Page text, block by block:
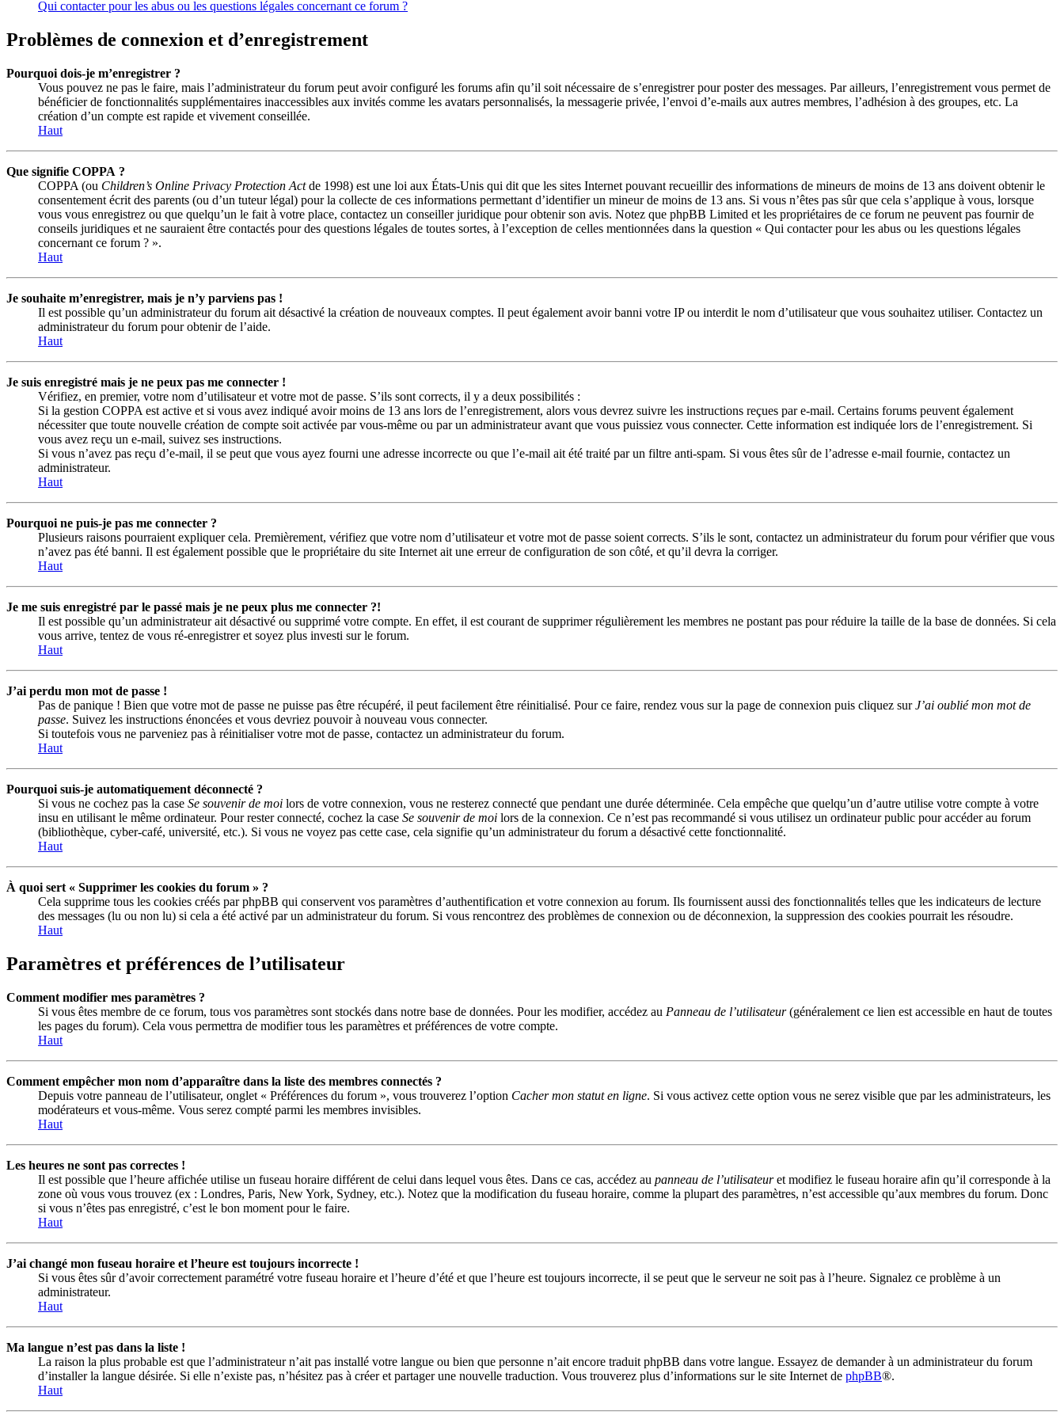
Qui contacter pour les abus ou les questions légales concernant ce forum ?
Problèmes de connexion et d’enregistrement
Pourquoi dois-je m’enregistrer ?
Vous pouvez ne pas le faire, mais l’administrateur du forum peut avoir configuré les forums afin qu’il soit nécessaire de s’enregistrer pour poster des messages. Par ailleurs, l’enregistrement vous permet de
bénéficier de fonctionnalités supplémentaires inaccessibles aux invités comme les avatars personnalisés, la messagerie privée, l’envoi d’e-mails aux autres membres, l’adhésion à des groupes, etc. La
création d’un compte est rapide et vivement conseillée.
Haut
Que signifie COPPA ?
COPPA (ou Children’s Online Privacy Protection Actde 1998) est une loi aux États-Unis qui dit que les sites Internet pouvant recueillir des informations de mineurs de moins de 13 ans doivent obtenir le
consentement écrit des parents (ou d’un tuteur légal) pour la collecte de ces informations permettant d’identifier un mineur de moins de 13 ans. Si vous n’êtes pas sûr que cela s’applique à vous, lorsque
vous vous enregistrez ou que quelqu’un le fait à votre place, contactez un conseiller juridique pour obtenir son avis. Notez que phpBB Limited et les propriétaires de ce forum ne peuvent pas fournir de
conseils juridiques et ne sauraient être contactés pour des questions légales de toutes sortes, à l’exception de celles mentionnées dans la question « Qui contacter pour les abus ou les questions légales
concernant ce forum ? ».
Haut
Je souhaite m’enregistrer, mais je n’y parviens pas !
Il est possible qu’un administrateur du forum ait désactivé la création de nouveaux comptes. Il peut également avoir banni votre IP ou interdit le nom d’utilisateur que vous souhaitez utiliser. Contactez un
administrateur du forum pour obtenir de l’aide.
Haut
Je suis enregistré mais je ne peux pas me connecter !
Vérifiez, en premier, votre nom d’utilisateur et votre mot de passe. S’ils sont corrects, il y a deux possibilités :
Si la gestion COPPA est active et si vous avez indiqué avoir moins de 13 ans lors de l’enregistrement, alors vous devrez suivre les instructions reçues par e-mail. Certains forums peuvent également
nécessiter que toute nouvelle création de compte soit activée par vous-même ou par un administrateur avant que vous puissiez vous connecter. Cette information est indiquée lors de l’enregistrement. Si
vous avez reçu un e-mail, suivez ses instructions.
Si vous n’avez pas reçu d’e-mail, il se peut que vous ayez fourni une adresse incorrecte ou que l’e-mail ait été traité par un filtre anti-spam. Si vous êtes sûr de l’adresse e-mail fournie, contactez un
administrateur.
Haut
Pourquoi ne puis-je pas me connecter ?
Plusieurs raisons pourraient expliquer cela. Premièrement, vérifiez que votre nom d’utilisateur et votre mot de passe soient corrects. S’ils le sont, contactez un administrateur du forum pour vérifier que vous
n’avez pas été banni. Il est également possible que le propriétaire du site Internet ait une erreur de configuration de son côté, et qu’il devra la corriger.
Haut
Je me suis enregistré par le passé mais je ne peux plus me connecter ?!
Il est possible qu’un administrateur ait désactivé ou supprimé votre compte. En effet, il est courant de supprimer régulièrement les membres ne postant pas pour réduire la taille de la base de données. Si cela
vous arrive, tentez de vous ré-enregistrer et soyez plus investi sur le forum.
Haut
J’ai perdu mon mot de passe !
Pas de panique ! Bien que votre mot de passe ne puisse pas être récupéré, il peut facilement être réinitialisé. Pour ce faire, rendez vous sur la page de connexion puis cliquez surJ’ai oublié mon mot de
passe. Suivez les instructions énoncées et vous devriez pouvoir à nouveau vous connecter.
Si toutefois vous ne parveniez pas à réinitialiser votre mot de passe, contactez un administrateur du forum.
Haut
Pourquoi suis-je automatiquement déconnecté ?
Si vous ne cochez pas la case Se souvenir de moi lors de votre connexion, vous ne resterez connecté que pendant une durée déterminée. Cela empêche que quelqu’un d’autre utilise votre compte à votre
insu en utilisant le même ordinateur. Pour rester connecté, cochez la case Se souvenir de moi lors de la connexion. Ce n’est pas recommandé si vous utilisez un ordinateur public pour accéder au forum
(bibliothèque, cyber-café, université, etc.). Si vous ne voyez pas cette case, cela signifie qu’un administrateur du forum a désactivé cette fonctionnalité.
Haut
À quoi sert « Supprimer les cookies du forum » ?
Cela supprime tous les cookies créés par phpBB qui conservent vos paramètres d’authentification et votre connexion au forum. Ils fournissent aussi des fonctionnalités telles que les indicateurs de lecture
des messages (lu ou non lu) si cela a été activé par un administrateur du forum. Si vous rencontrez des problèmes de connexion ou de déconnexion, la suppression des cookies pourrait les résoudre.
Haut
Paramètres et préférences de l’utilisateur
Comment modifier mes paramètres ?
Si vous êtes membre de ce forum, tous vos paramètres sont stockés dans notre base de données. Pour les modifier, accédez au Panneau de l’utilisateur(généralement ce lien est accessible en haut de toutes
les pages du forum). Cela vous permettra de modifier tous les paramètres et préférences de votre compte.
Haut
Comment empêcher mon nom d’apparaître dans la liste des membres connectés ?
Depuis votre panneau de l’utilisateur, onglet « Préférences du forum », vous trouverez l’option Cacher mon statut en ligne. Si vous activez cette option vous ne serez visible que par les administrateurs, les
modérateurs et vous-même. Vous serez compté parmi les membres invisibles.
Haut
Les heures ne sont pas correctes !
Il est possible que l’heure affichée utilise un fuseau horaire différent de celui dans lequel vous êtes. Dans ce cas, accédez au panneau de l’utilisateuret modifiez le fuseau horaire afin qu’il corresponde à la
zone où vous vous trouvez (ex : Londres, Paris, New York, Sydney, etc.). Notez que la modification du fuseau horaire, comme la plupart des paramètres, n’est accessible qu’aux membres du forum. Donc
si vous n’êtes pas enregistré, c’est le bon moment pour le faire.
Haut
J’ai changé mon fuseau horaire et l’heure est toujours incorrecte !
Si vous êtes sûr d’avoir correctement paramétré votre fuseau horaire et l’heure d’été et que l’heure est toujours incorrecte, il se peut que le serveur ne soit pas à l’heure. Signalez ce problème à un
administrateur.
Haut
Ma langue n’est pas dans la liste !
La raison la plus probable est que l’administrateur n’ait pas installé votre langue ou bien que personne n’ait encore traduit phpBB dans votre langue. Essayez de demander à un administrateur du forum
d’installer la langue désirée. Si elle n’existe pas, n’hésitez pas à créer et partager une nouvelle traduction. Vous trouverez plus d’informations sur le site Internet de phpBB®.
Haut